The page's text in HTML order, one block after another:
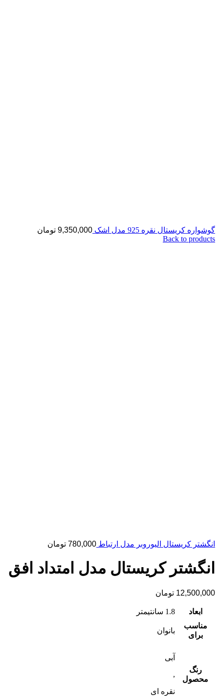
گوشواره کریستال نقره 925 مدل اشک 9,350,000 تومان
Back to products
انگشتر کریستال الیوروبر مدل ارتباط 780,000 تومان
انگشتر کریستال مدل امتداد افق
12,500,000 تومان
ابعاد
1.8 سانتیمتر
مناسب
برای
بانوان
رنگ
محصول
آبی
,
نقره ای